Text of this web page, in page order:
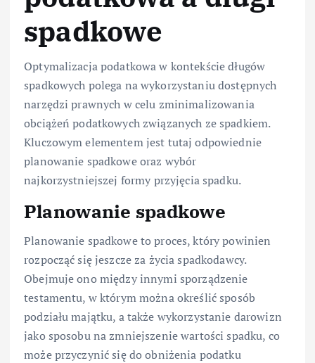
spadkowe
Optymalizacja podatkowa w kontekście długów
spadkowych polega na wykorzystaniu dostępnych
narzędzi prawnych w celu zminimalizowania
obciążeń podatkowych związanych ze spadkiem.
Kluczowym elementem jest tutaj odpowiednie
planowanie spadkowe oraz wybór
najkorzystniejszej formy przyjęcia spadku.
Planowanie spadkowe
Planowanie spadkowe to proces, który powinien
rozpocząć się jeszcze za życia spadkodawcy.
Obejmuje ono między innymi sporządzenie
testamentu, w którym można określić sposób
podziału majątku, a także wykorzystanie darowizn
jako sposobu na zmniejszenie wartości spadku, co
może przyczynić się do obniżenia podatku